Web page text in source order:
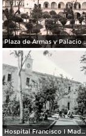
Plaza de
Hospital Francisco I Madero.